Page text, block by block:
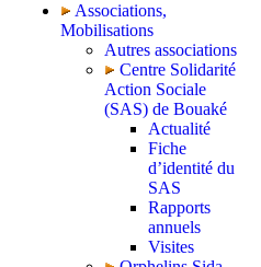
Associations,
Mobilisations
Autres associations
Centre Solidarité
Action Sociale
(SAS) de Bouaké
Actualité
Fiche
d’identité du
SAS
Rapports
annuels
Visites